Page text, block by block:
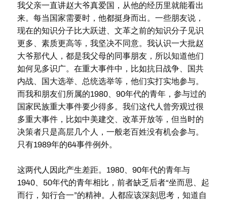
我父亲一直讲赵大爷真爱国，从他的经历里就能看出
来。每当国家需要时，他都挺身而出。一些朋友说，
现在的知识分子比大跃进、文革之前的知识分子见识
更多、素质更高等，我坚决不同意。我认识一大批赵
大爷那代人，都是我父母的同事朋友，所以知道他们
如何见多识广。在重大事件中，比如抗日战争、国共
内战、国大选举、总统选举等，他们实打实地参与。
而我和朋友们所属的1980、90年代的青年，参与过的
国家民族重大事件要少得多。我们这代人曾旁观过很
多重大事件，比如中美建交、改革开放等，但当时的
决策者只是高层几个人，一般老百姓没有机会参与。
只有1989年的64事件例外。
这两代人因此产生差距。1980、90年代的青年与
1940、50年代的青年相比，前者缺乏后者“坐而思、起
而行，知行合一”的精神。人都应该深刻思考，知道自